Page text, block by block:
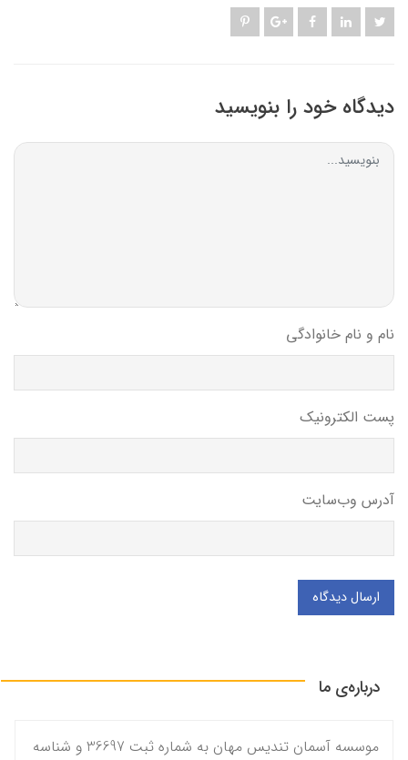
دیدگاه خود را بنویسید
نام و نام خانوادگی
پست الکترونیک
آدرس وب‌سایت
ارسال دیدگاه
درباره‌ی ما
موسسه آسمان تندیس مهان به شماره ثبت 36697 و شناسه